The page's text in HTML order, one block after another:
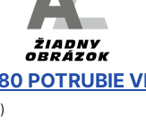
POTRUBIE